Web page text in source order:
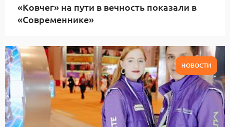
«Ковчег» на пути в вечность показали в
«Современнике»
НОВОСТИ